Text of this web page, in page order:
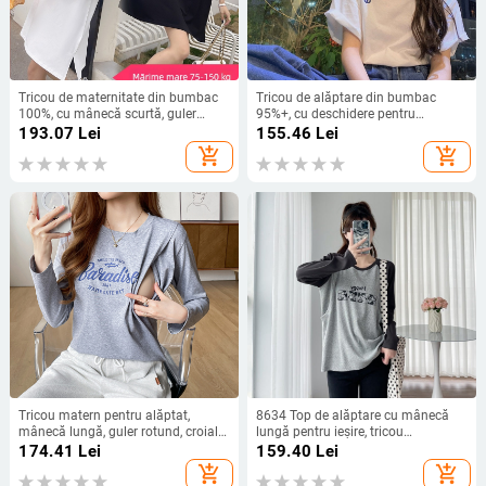
Tricou de maternitate din bumbac
100%, cu mânecă scurtă, guler
rotund, croială lejeră, plus size
193.07 Lei
add_shopping_cart
Tricou de alăptare din bumbac
95%+, cu deschidere pentru
alăptare, mâneci scurte, guler
rotund, croială lejeră, lungime 50-65
cm
155.46 Lei
add_shopping_cart
Tricou matern pentru alăptat,
mânecă lungă, guler rotund, croială
lejeră, 95% bumbac
174.41 Lei
add_shopping_cart
8634 Top de alăptare cu mânecă
lungă pentru ieșire, tricou
primăvară-toamnă, croială lejeră,
159.40 Lei
add_shopping_cart